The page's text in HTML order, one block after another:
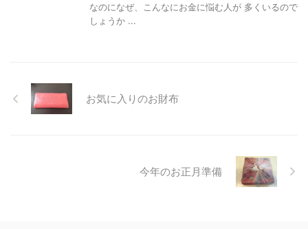
なのになぜ、こんなにお金に悩む人が 多くいるので
しょうか ...
お気に入りのお財布
今年のお正月準備